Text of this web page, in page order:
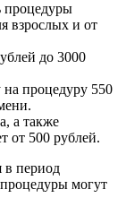
процедуры
взрослых и от
до 3000
процедуру 550
а также
от 500 рублей.
в период
могут